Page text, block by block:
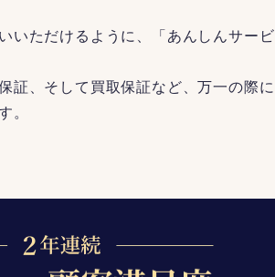
いただけるように、「あんしんサービ
証、そして買取保証など、万一の際に
。